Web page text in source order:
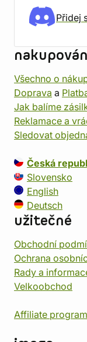
Přidej
Všechno o
Doprava a
Jak balíme
Reklamace a
Sledovat
Česká
Slovensko
English
Deutsch
užitečné
Obchodní
Ochrana
Rady a
Velkoobchod
Affiliate program